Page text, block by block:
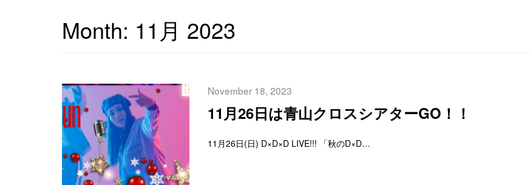
Month: 11月 2023
November 18, 2023
11月26日は青山クロスシアターGO！！
11月26日(日) D×D×D LIVE!!! 「秋のD×D…